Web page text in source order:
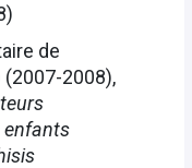
de
2008),
enfants